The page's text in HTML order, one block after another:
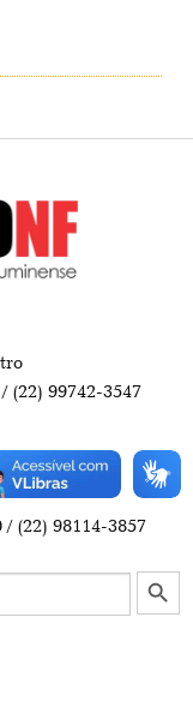
(22) 99742-3547
(22) 98114-3857
Search Button